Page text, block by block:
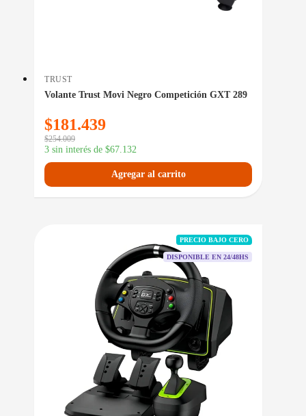
TRUST
Volante Trust Movi Negro Competición GXT 289
$181.439
$254.009
3 sin interés de $67.132
Agregar al carrito
PRECIO BAJO CERO
DISPONIBLE EN 24/48HS